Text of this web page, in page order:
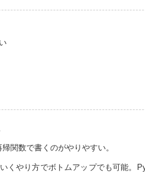
関数で書くのがやりやすい。
くやり方でボトムアップでも可能。